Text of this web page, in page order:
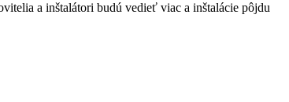
a inštalátori budú vedieť viac a inštalácie pôjdu